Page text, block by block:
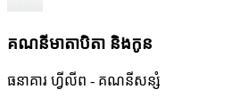
គណនីមាតាបិតា និងកូន
ធនាគារ ហ្វីលីព - គណនី​សន្សំ